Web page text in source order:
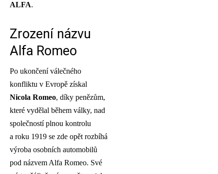
ALFA.
Zrození názvu
Alfa Romeo
Po ukončení válečného
konfliktu v Evropě získal
Nicola Romeo, díky penězům,
které vydělal během války, nad
společností plnou kontrolu
a roku 1919 se zde opět rozbíhá
výroba osobních automobilů
pod názvem Alfa Romeo. Své